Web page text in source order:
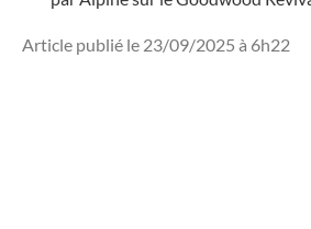
Article publié le 23/09/2025 à 6h22